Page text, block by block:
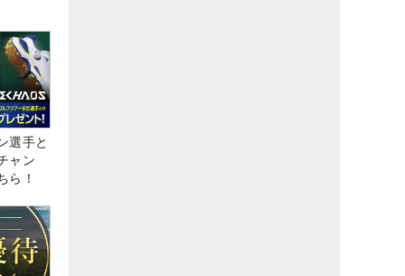
選手と
ャン
ら！